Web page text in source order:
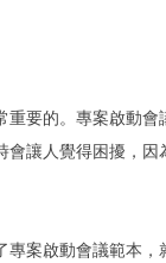
要的。專案啟動
讓人覺得困擾，
案啟動會議範本